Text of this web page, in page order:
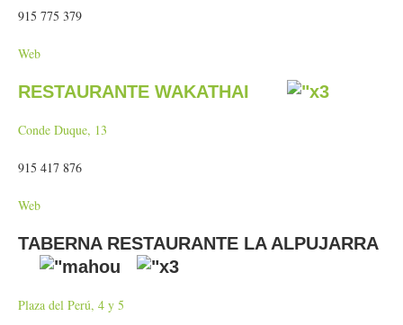
915 775 379
Web
RESTAURANTE WAKATHAI
Conde Duque, 13
915 417 876
Web
TABERNA RESTAURANTE LA ALPUJARRA
Plaza del Perú, 4 y 5